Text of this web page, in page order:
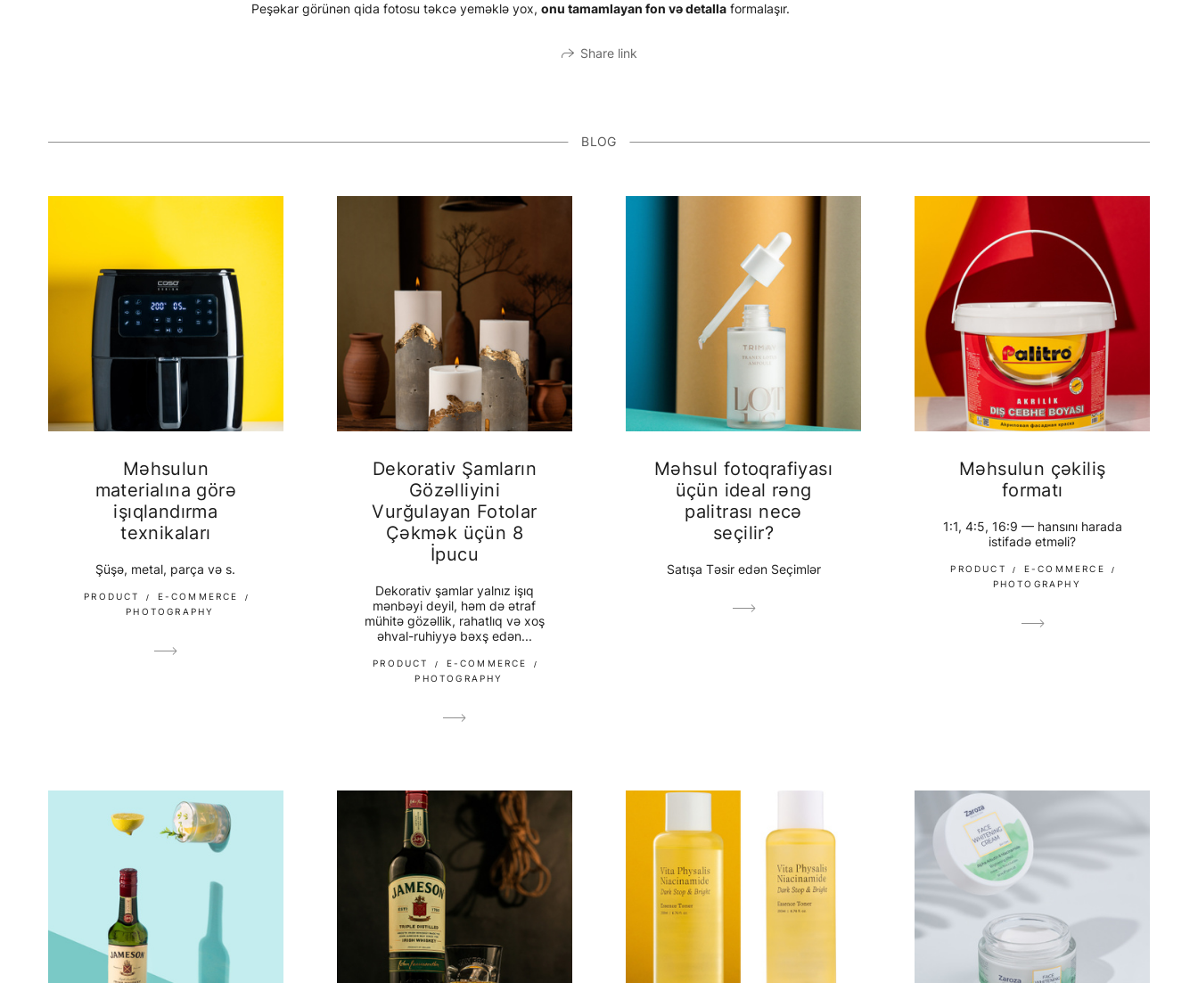
Peşəkar görünən qida fotosu təkcə yeməklə yox, onu tamamlayan fon və detalla formalaşır.
Share link
BLOG
Məhsulun
materialına görə
işıqlandırma
texnikaları
Şüşə, metal, parça və s.
PRODUCT
E-COMMERCE
PHOTOGRAPHY
Dekorativ Şamların
Gözəlliyini
Vurğulayan Fotolar
Çəkmək üçün 8
İpucu
Dekorativ şamlar yalnız işıq
mənbəyi deyil, həm də ətraf
mühitə gözəllik, rahatlıq və xoş
əhval-ruhiyyə bəxş edən...
PRODUCT
E-COMMERCE
PHOTOGRAPHY
Məhsul fotoqrafiyası
üçün ideal rəng
palitrası necə
seçilir?
Satışa Təsir edən Seçimlər
Məhsulun çəkiliş
formatı
1:1, 4:5, 16:9 — hansını harada
istifadə etməli?
PRODUCT
E-COMMERCE
PHOTOGRAPHY